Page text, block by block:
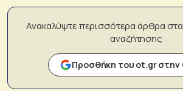
Ανακαλύψτε περισσότερα άρθρα
αναζήτησης
Προσθήκη του ot.gr στην